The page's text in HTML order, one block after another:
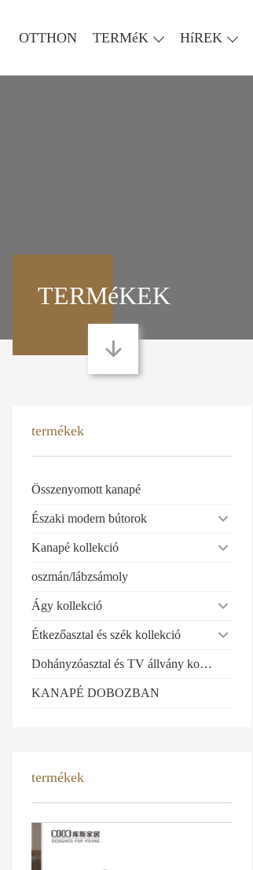
OTTHON TERMéK HíREK
TERMéKEK
termékek
Összenyomott kanapé
Északi modern bútorok
Kanapé kollekció
oszmán/lábzsámoly
Ágy kollekció
Étkezőasztal és szék kollekció
Dohányzóasztal és TV állvány kollekció
KANAPÉ DOBOZBAN
termékek